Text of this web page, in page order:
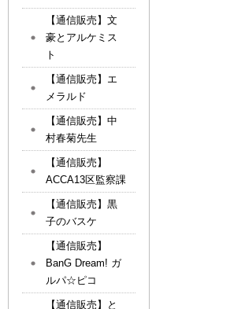
【通信販売】文
豪とアルケミス
ト
【通信販売】エ
メラルド
【通信販売】中
村春菊先生
【通信販売】
ACCA13区監察課
【通信販売】黒
子のバスケ
【通信販売】
BanG Dream! ガ
ルパ☆ピコ
【通信販売】と